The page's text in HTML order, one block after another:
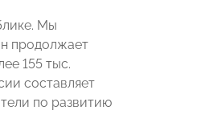
Мы
продолжает
155 тыс.
составляет
по развитию